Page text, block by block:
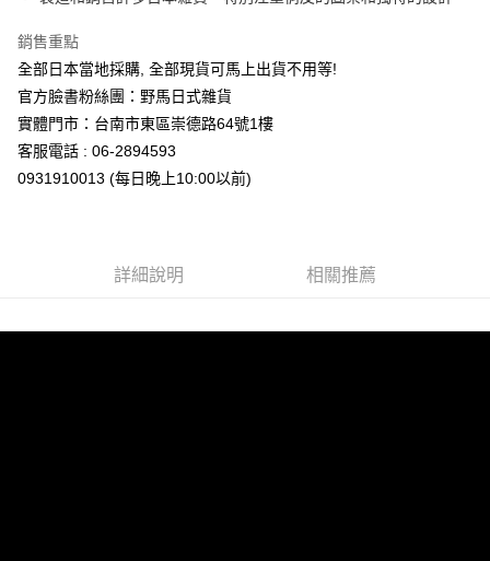
聯邦商業銀行
元大商業銀行
永豐商業銀行
玉山商業銀行
台新國際商業銀行
台灣樂天信用卡公司
悠遊付
Google Pay
ATM付款
每筆NT$65，滿NT$999(含以上)免運費
每筆NT$65，滿NT$999(含以上)免運費
銷售重點
全部日本當地採購, 全部現貨可馬上出貨不用等!
官方臉書粉絲團：野馬日式雜貨
實體門市：台南市東區崇德路64號1樓
客服電話 : 06-2894593
0931910013 (每日晚上10:00以前)
詳細說明 相關推薦